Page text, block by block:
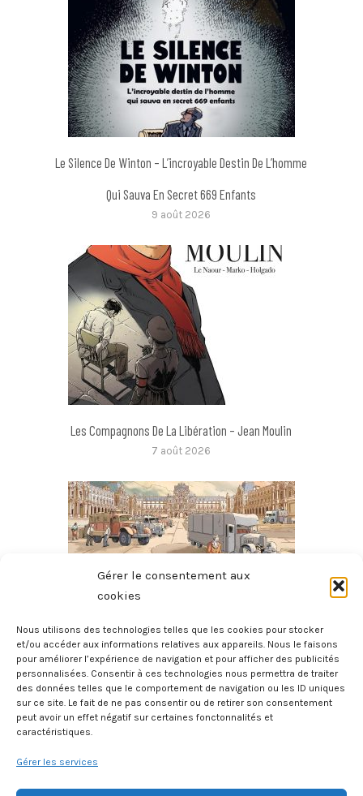
Gérer le consentement aux
cookies
Nous utilisons des technologies telles que les cookies pour stocker
et/ou accéder aux informations relatives aux appareils. Nous le faisons
pour améliorer l’expérience de navigation et pour afficher des publicités
personnalisées. Consentir à ces technologies nous permettra de traiter
des données telles que le comportement de navigation ou les ID uniques
sur ce site. Le fait de ne pas consentir ou de retirer son consentement
peut avoir un effet négatif sur certaines fonctonnalités et
caractéristiques.
Gérer les services
Le Silence De Winton – L’incroyable Destin De L’homme
Qui Sauva En Secret 669 Enfants
9 août 2026
Les Compagnons De La Libération – Jean Moulin
7 août 2026
Le Héros Du Louvre
11 juillet 2026